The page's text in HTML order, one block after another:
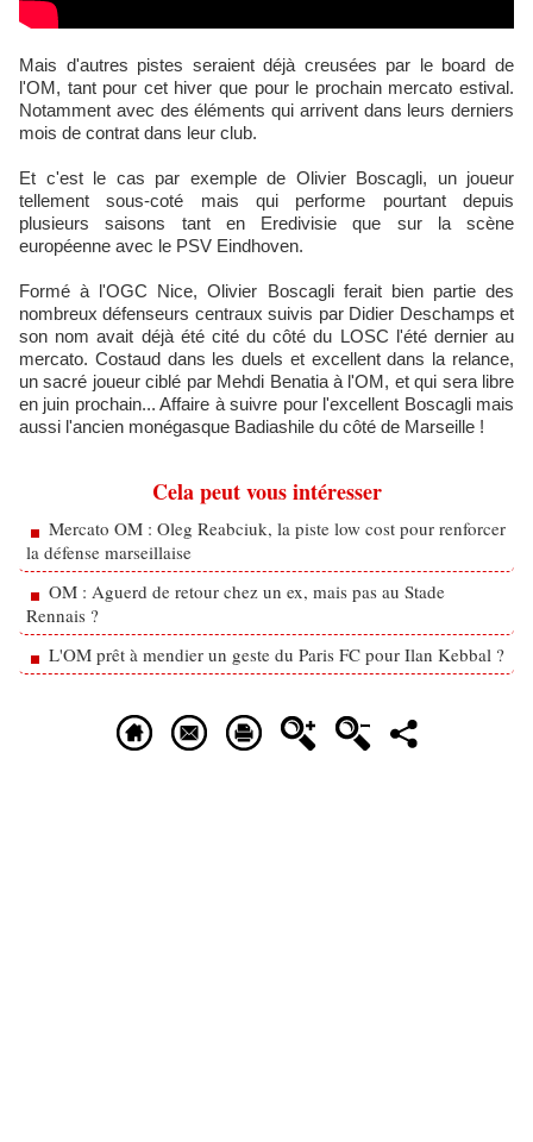
Mais d'autres pistes seraient déjà creusées par le board de
l'OM, tant pour cet hiver que pour le prochain mercato estival.
Notamment avec des éléments qui arrivent dans leurs derniers
mois de contrat dans leur club.
Et c'est le cas par exemple de Olivier Boscagli, un joueur
tellement sous-coté mais qui performe pourtant depuis
plusieurs saisons tant en Eredivisie que sur la scène
européenne avec le PSV Eindhoven.
Formé à l'OGC Nice, Olivier Boscagli ferait bien partie des
nombreux défenseurs centraux suivis par Didier Deschamps et
son nom avait déjà été cité du côté du LOSC l'été dernier au
mercato. Costaud dans les duels et excellent dans la relance,
un sacré joueur ciblé par Mehdi Benatia à l'OM, et qui sera libre
en juin prochain... Affaire à suivre pour l'excellent Boscagli mais
aussi l'ancien monégasque Badiashile du côté de Marseille !
Cela peut vous intéresser
Mercato OM : Oleg Reabciuk, la piste low cost pour renforcer
la défense marseillaise
OM : Aguerd de retour chez un ex, mais pas au Stade
Rennais ?
L'OM prêt à mendier un geste du Paris FC pour Ilan Kebbal ?